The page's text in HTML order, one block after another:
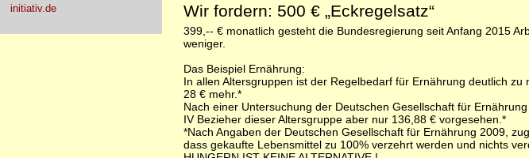
initiativ.de
Wir fordern: 500 € „Eckregelsatz“
399,-- € monatlich gesteht die Bundesregierung seit Anfang 2015
weniger.
Das Beispiel Ernährung:
In allen Altersgruppen ist der Regelbedarf für Ernährung deutlich
28 € mehr.*
Nach einer Untersuchung der Deutschen Gesellschaft für
IV Bezieher dieser Altersgruppe aber nur 136,88 € vorgesehen.*
*Nach Angaben der Deutschen Gesellschaft für Ernährung 2009,
dass gekaufte Lebensmittel zu 100% verzehrt werden und nichts